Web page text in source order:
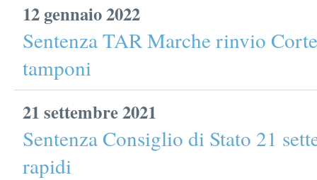
12 gennaio 2022
Sentenza TAR Marche rinvio
tamponi
21 settembre 2021
Sentenza Consiglio di Stato 21
rapidi